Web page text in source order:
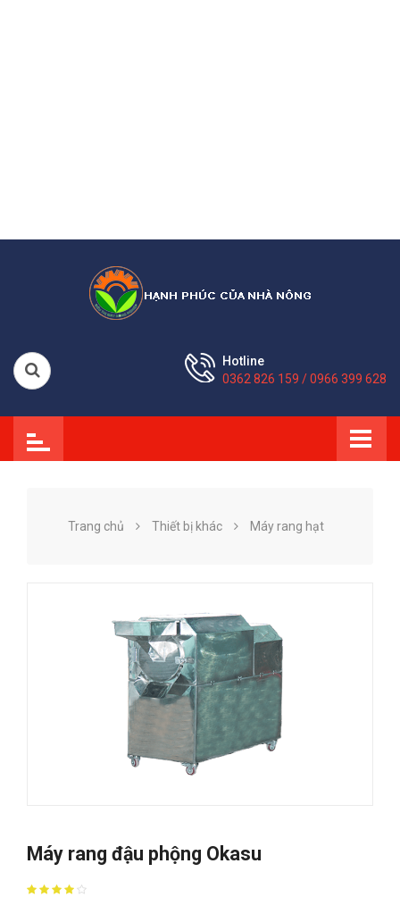
Hotline
0362 826 159 / 0966 399 628
Trang chủ Thiết bị khác Máy rang hạt
Máy rang đậu phộng Okasu